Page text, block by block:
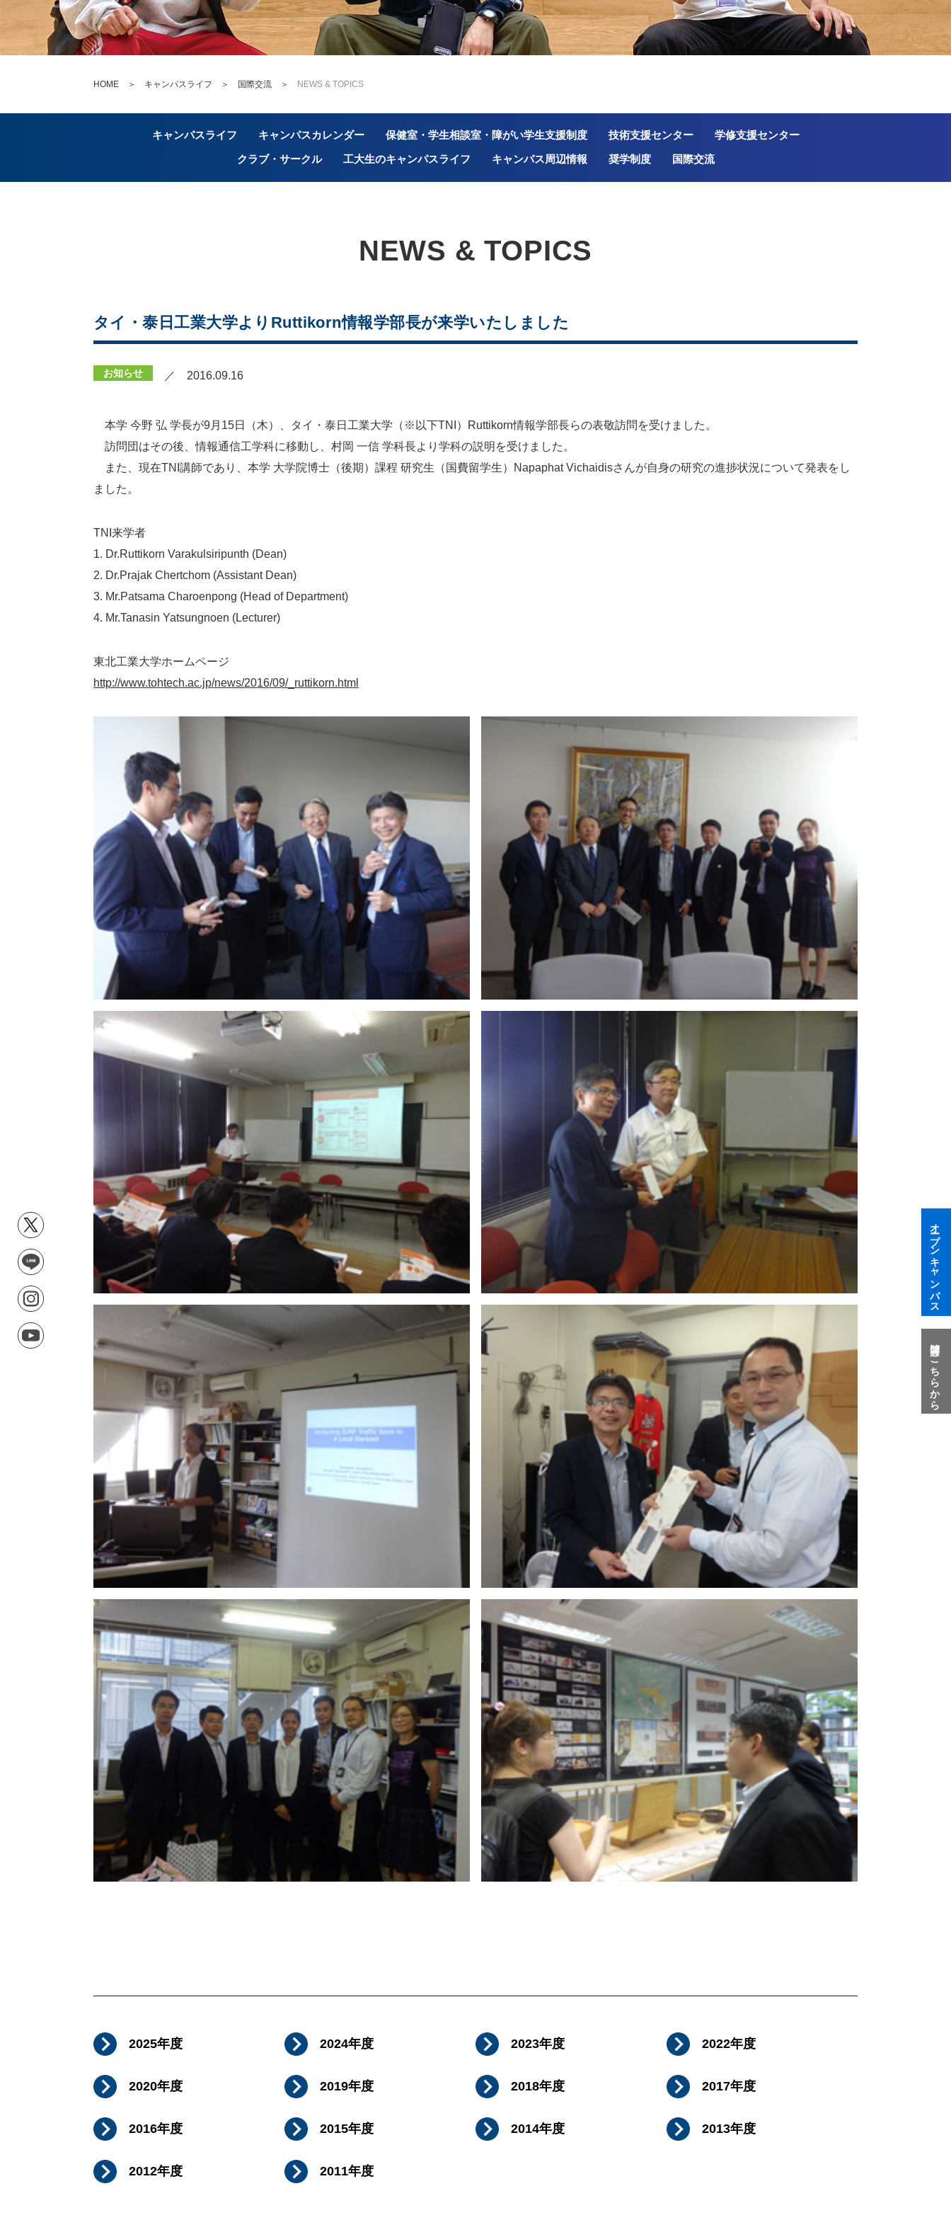
HOME ＞ キャンパスライフ ＞ 国際交流 ＞ NEWS & TOPICS
キャンパスライフ キャンパスカレンダー 保健室・学生相談室・障がい学生支援制度 技術支援センター
学修支援センター
クラブ・サークル
工大生のキャンパスライフ キャンパス周辺情報 奨学制度 国際交流
NEWS & TOPICS
タイ・泰日工業大学よりRuttikorn情報学部長が来学いたしました
お知らせ ／ 2016.09.16
本学 今野 弘 学長が9月15日（木）、タイ・泰日工業大学（※以下TNI）Ruttikorn情報学部長らの表敬訪問を受けました。
訪問団はその後、情報通信工学科に移動し、村岡 一信 学科長より学科の説明を受けました。
また、現在TNI講師であり、本学 大学院博士（後期）課程 研究生（国費留学生）Napaphat Vichaidisさんが自身の研究の進捗状況について発表をし
ました。
TNI来学者
1. Dr.Ruttikorn Varakulsiripunth (Dean)
2. Dr.Prajak Chertchom (Assistant Dean)
3. Mr.Patsama Charoenpong (Head of Department)
4. Mr.Tanasin Yatsungnoen (Lecturer)
東北工業大学ホームページ
http://www.tohtech.ac.jp/news/2016/09/_ruttikorn.html
2025年度 2024年度 2023年度 2022年度
2020年度 2019年度 2018年度 2017年度
2016年度 2015年度 2014年度 2013年度
2012年度 2011年度
オープンキャンパス
質問はこちらから